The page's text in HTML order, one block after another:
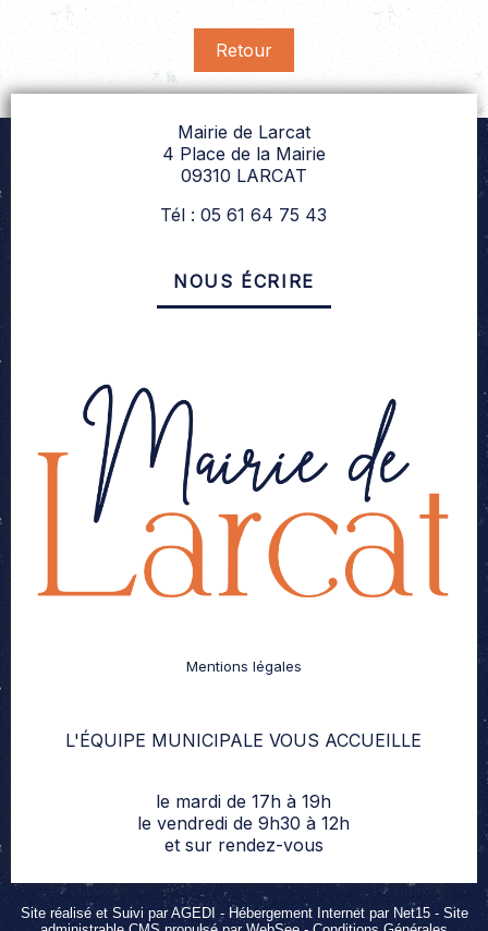
Retour
Mairie de Larcat
4 Place de la Mairie
09310 LARCAT
Tél : 05 61 64 75 43
NOUS ÉCRIRE
Mentions légales
L'ÉQUIPE MUNICIPALE VOUS ACCUEILLE
le mardi de 17h à 19h
le vendredi de 9h30 à 12h
et sur rendez-vous
Site réalisé et Suivi par AGEDI- Hébergement Internet par Net15 - Site